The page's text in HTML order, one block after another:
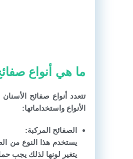
ما هي أنواع
تتعدد أنواع صفائح
الأنواع واستخداماتها:
الصفائح المركبة:
يستخدم هذا النوع من
يتغير لونها لذلك يجب